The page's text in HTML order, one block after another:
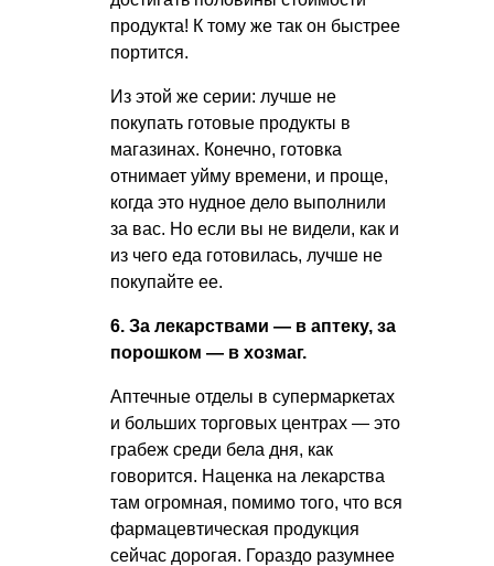
продукта! К тому же так он быстрее
портится.
Из этой же серии: лучше не
покупать готовые продукты в
магазинах. Конечно, готовка
отнимает уйму времени, и проще,
когда это нудное дело выполнили
за вас. Но если вы не видели, как и
из чего еда готовилась, лучше не
покупайте ее.
6. За лекарствами — в аптеку, за
порошком — в хозмаг.
Аптечные отделы в супермаркетах
и больших торговых центрах — это
грабеж среди бела дня, как
говорится. Наценка на лекарства
там огромная, помимо того, что вся
фармацевтическая продукция
сейчас дорогая. Гораздо разумнее